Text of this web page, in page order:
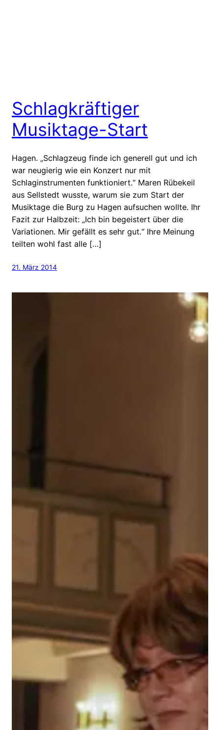
Schlagkräftiger
Musiktage-Start
Hagen. „Schlagzeug finde ich generell gut und ich
war neugierig wie ein Konzert nur mit
Schlaginstrumenten funktioniert.“ Maren Rübekeil
aus Sellstedt wusste, warum sie zum Start der
Musiktage die Burg zu Hagen aufsuchen wollte. Ihr
Fazit zur Halbzeit: „Ich bin begeistert über die
Variationen. Mir gefällt es sehr gut.“ Ihre Meinung
teilten wohl fast alle […]
21. März 2014